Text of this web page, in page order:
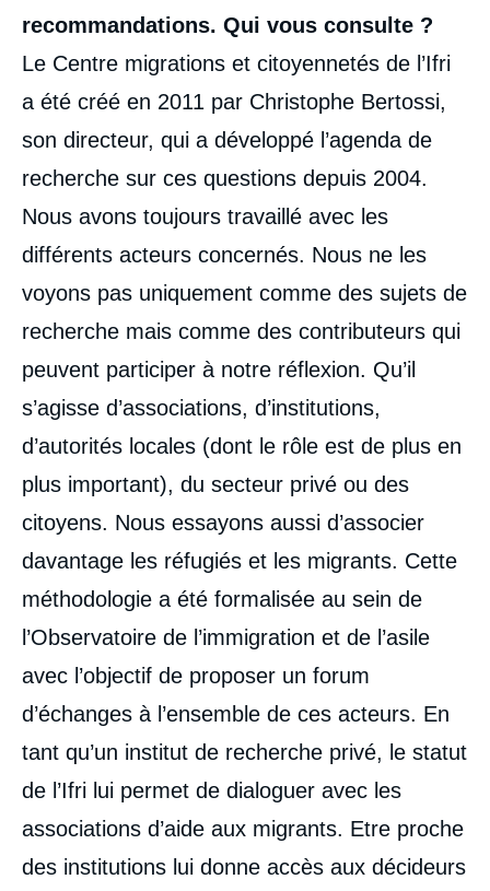
recommandations. Qui vous consulte ?
Le Centre migrations et citoyennetés de l’Ifri
a été créé en 2011 par Christophe Bertossi,
son directeur, qui a développé l’agenda de
recherche sur ces questions depuis 2004.
Nous avons toujours travaillé avec les
différents acteurs concernés. Nous ne les
voyons pas uniquement comme des sujets de
recherche mais comme des contributeurs qui
peuvent participer à notre réflexion. Qu’il
s’agisse d’associations, d’institutions,
d’autorités locales (dont le rôle est de plus en
plus important), du secteur privé ou des
citoyens. Nous essayons aussi d’associer
davantage les réfugiés et les migrants. Cette
méthodologie a été formalisée au sein de
l’Observatoire de l’immigration et de l’asile
avec l’objectif de proposer un forum
d’échanges à l’ensemble de ces acteurs. En
tant qu’un institut de recherche privé, le statut
de l’Ifri lui permet de dialoguer avec les
associations d’aide aux migrants. Etre proche
des institutions lui donne accès aux décideurs